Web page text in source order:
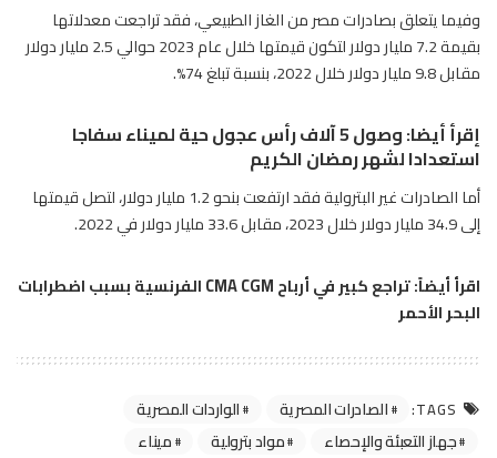
وفيما يتعلق بصادرات مصر من الغاز الطبيعي، فقد تراجعت معدلاتها
بقيمة 7.2 مليار دولار لتكون قيمتها خلال عام 2023 حوالي 2.5 مليار دولار
مقابل 9.8 مليار دولار خلال 2022، بنسبة تبلغ 74%.
إقرأ أيضا: وصول 5 آلاف رأس عجول حية لميناء سفاجا
استعدادا لشهر رمضان الكريم
أما الصادرات غير البترولية فقد ارتفعت بنحو 1.2 مليار دولار، لتصل قيمتها
إلى 34.9 مليار دولار خلال 2023، مقابل 33.6 مليار دولار في 2022.
اقرأ أيضاً:
تراجع كبير في أرباح CMA CGM الفرنسية بسبب اضطرابات
البحر الأحمر
TAGS: الصادرات المصرية
الواردات المصرية
جهاز التعبئة والإحصاء
مواد بترولية ميناء